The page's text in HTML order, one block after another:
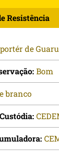
Resistência
de
Bom
branco